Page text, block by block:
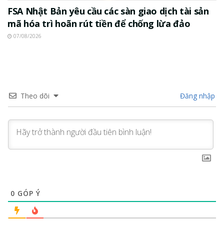
FSA Nhật Bản yêu cầu các sàn giao dịch tài sản
mã hóa trì hoãn rút tiền để chống lừa đảo
07/08/2026
Theo dõi Đăng nhập
0 GÓP Ý